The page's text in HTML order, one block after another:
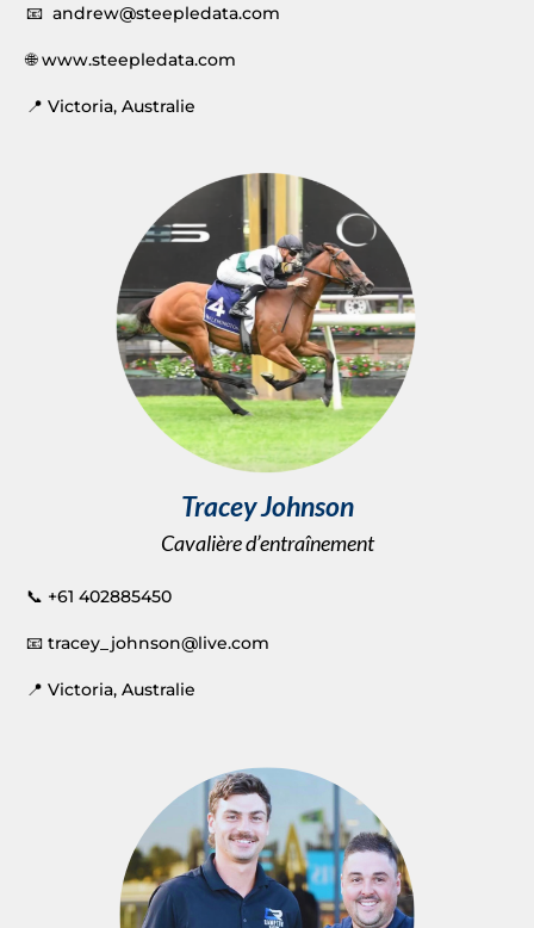
📧 andrew@steepledata.com
🌐 www.steepledata.com
📍 Victoria, Australie
Tracey Johnson
Cavalière d’entraînement
📞 +61 402885450
📧 tracey_johnson@live.com
📍 Victoria, Australie